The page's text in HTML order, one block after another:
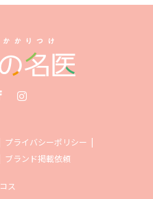
プライバシーポリシー
ブランド掲載依頼
ス